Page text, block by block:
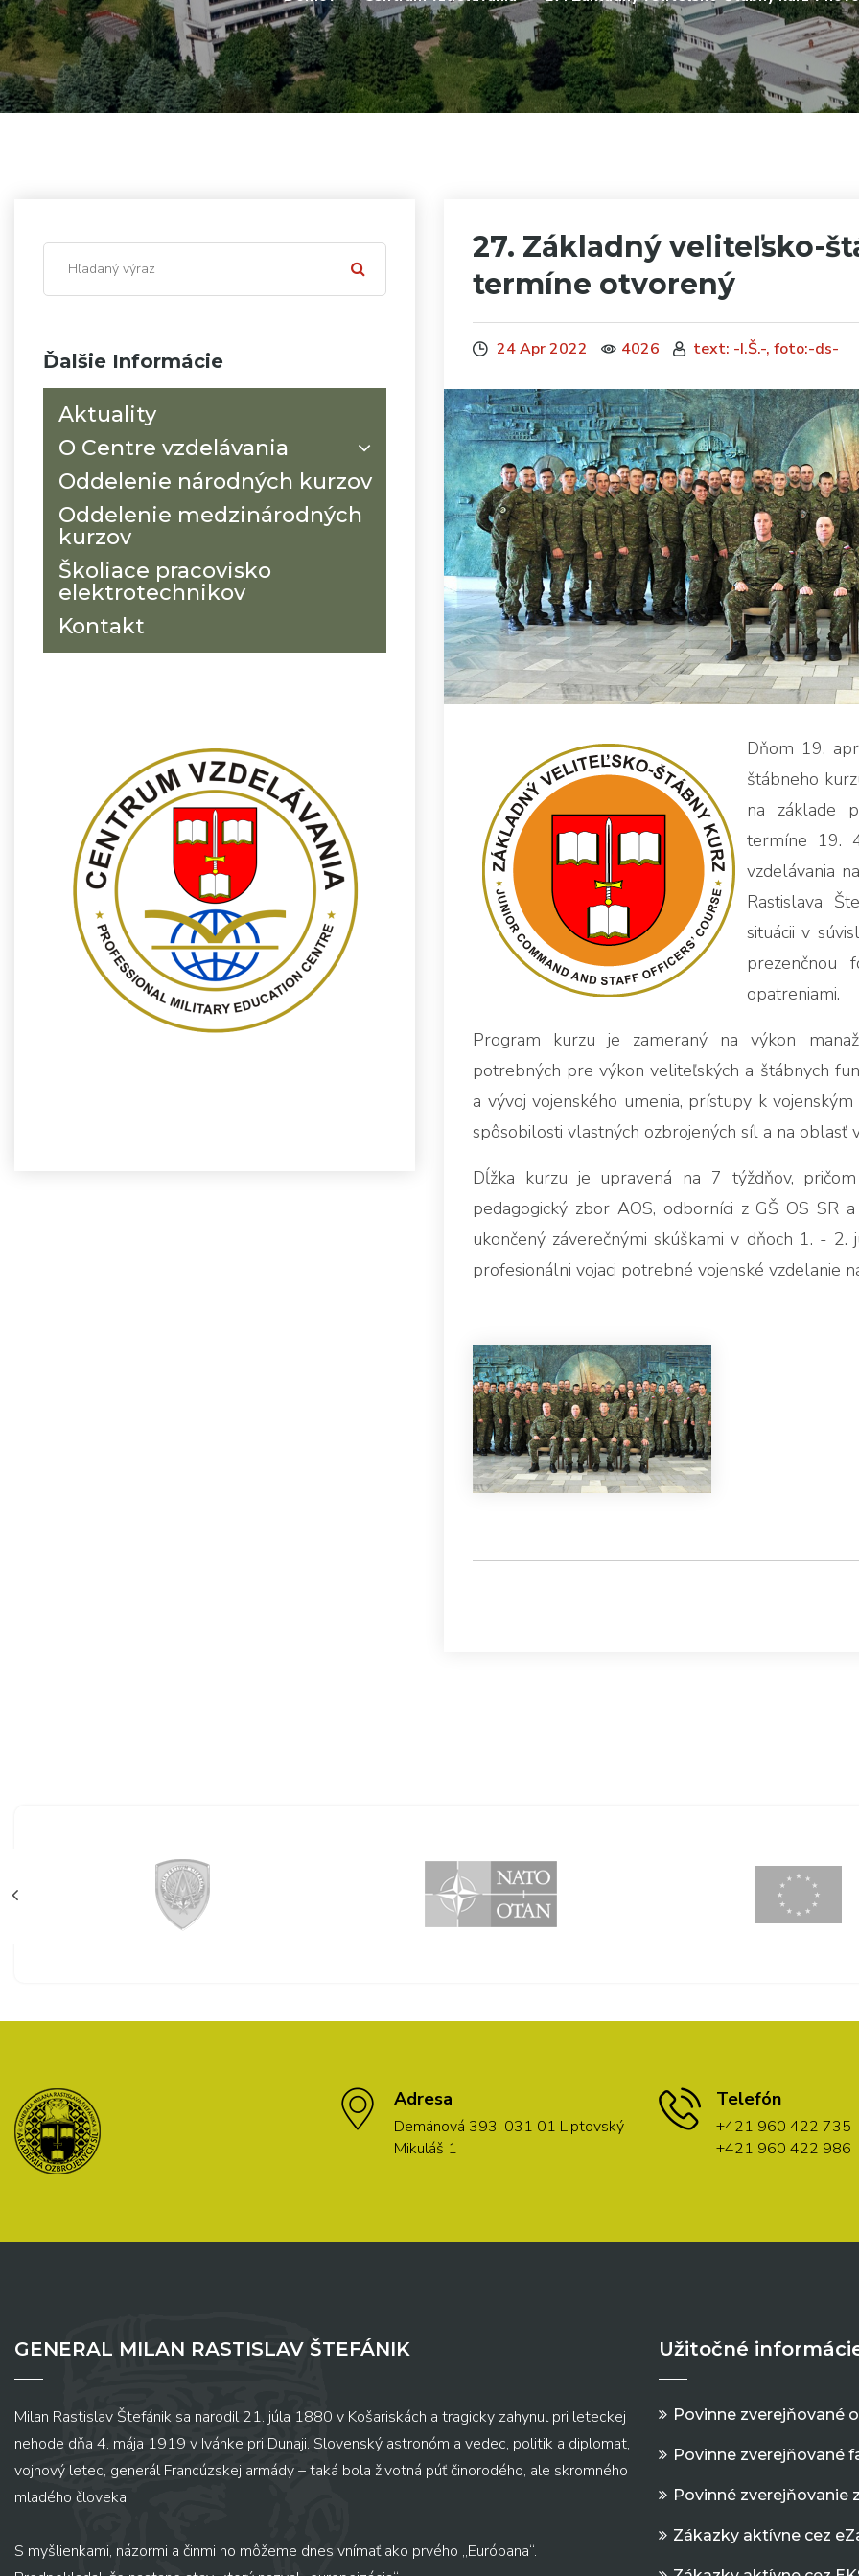
Ďalšie Informácie
Aktuality
O Centre vzdelávania
Oddelenie národných kurzov
Oddelenie medzinárodných
kurzov
Školiace pracovisko
elektrotechnikov
Kontakt
27. Základný veliteľsko-
termíne otvorený
24 Apr 2022 4026 text: -I.Š.-, foto:-ds-
Dňom 19.
štábneho
na základe
termíne 19.
vzdelávania
Rastislava
situácii v
prezenčnou
opatreniami.
Program kurzu je zameraný na výkon
potrebných pre výkon veliteľských a štábnych
a vývoj vojenského umenia, prístupy k
spôsobilosti vlastných ozbrojených síl a na oblasť
Dĺžka kurzu je upravená na 7 týždňov,
pedagogický zbor AOS, odborníci z GŠ OS SR
ukončený záverečnými skúškami v dňoch 1. -
profesionálni vojaci potrebné vojenské vzdelanie
Adresa
Demänová 393, 031 01 Liptovský
Mikuláš 1
Telefón
+421 960 422 735
+421 960 422 986
GENERAL MILAN RASTISLAV ŠTEFÁNIK
Milan Rastislav Štefánik sa narodil 21. júla 1880 v Košariskách a tragicky zahynul pri leteckej
nehode dňa 4. mája 1919 v Ivánke pri Dunaji. Slovenský astronóm a vedec, politik a diplomat,
vojnový letec, generál Francúzskej armády – taká bola životná púť činorodého, ale skromného
mladého človeka.
S myšlienkami, názormi a činmi ho môžeme dnes vnímať ako prvého „Európana“.
Užitočné
Povinne zverejňované
Povinne zverejňované
Povinné zverejňovanie
Zákazky aktívne cez